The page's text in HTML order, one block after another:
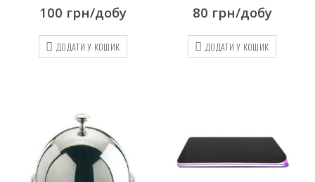
100 грн/добу
ДОДАТИ У КОШИК
80 грн/добу
ДОДАТИ У КОШИК